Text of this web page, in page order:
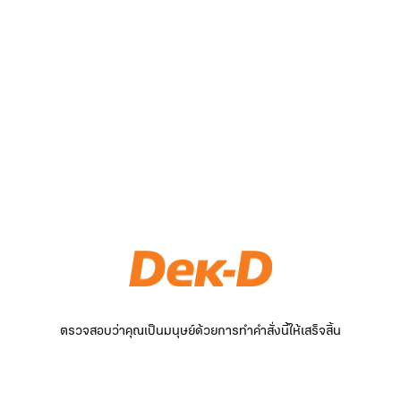
ตรวจสอบว่าคุณเป็นมนุษย์ด้วยการทำคำสั่งนี้ให้เสร็จสิ้น